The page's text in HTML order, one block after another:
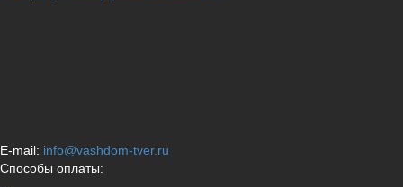
E-mail: info@vashdom-tver.ru
Способы оплаты: